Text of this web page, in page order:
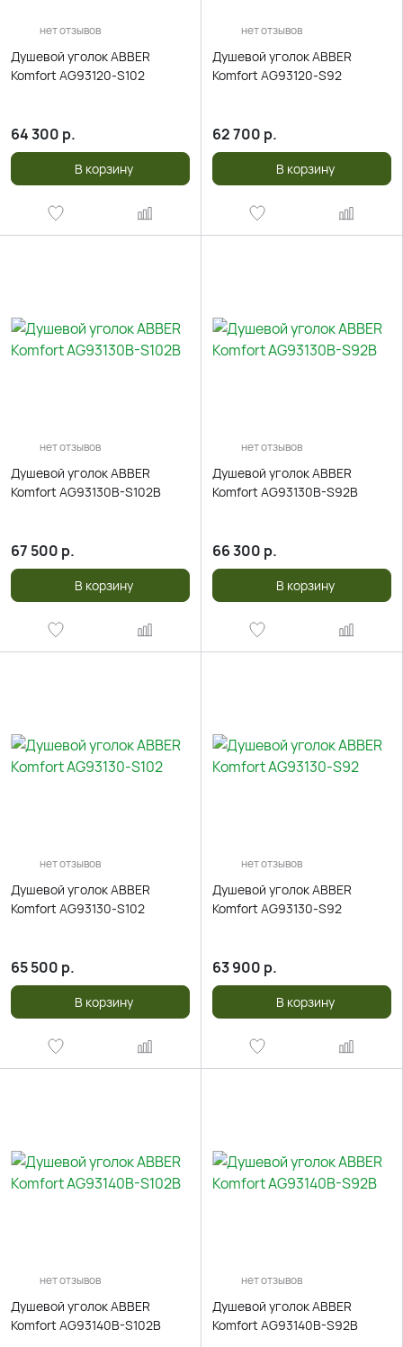
нет отзывов
Душевой уголок ABBER
Komfort AG93120-S102
64 300 р.
В корзину
нет отзывов
Душевой уголок ABBER
Komfort AG93120-S92
62 700 р.
В корзину
нет отзывов
Душевой уголок ABBER
Komfort AG93130B-S102B
67 500 р.
В корзину
нет отзывов
Душевой уголок ABBER
Komfort AG93130B-S92B
66 300 р.
В корзину
нет отзывов
Душевой уголок ABBER
Komfort AG93130-S102
65 500 р.
В корзину
нет отзывов
Душевой уголок ABBER
Komfort AG93130-S92
63 900 р.
В корзину
нет отзывов
Душевой уголок ABBER
Komfort AG93140B-S102B
нет отзывов
Душевой уголок ABBER
Komfort AG93140B-S92B